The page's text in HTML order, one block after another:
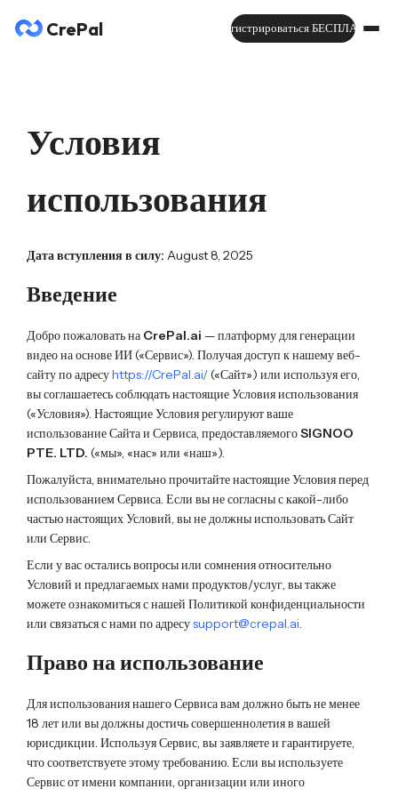
CrePal Зарегистрироваться БЕСПЛАТНО
Условия
использования
Дата вступления в силу: August 8, 2025
Введение
Добро пожаловать на CrePal.ai — платформу для генерации
видео на основе ИИ («Сервис»). Получая доступ к нашему веб-
сайту по адресуhttps://CrePal.ai/(«Сайт») или используя его,
вы соглашаетесь соблюдать настоящие Условия использования
(«Условия»). Настоящие Условия регулируют ваше
использование Сайта и Сервиса, предоставляемогоSIGNOO
PTE. LTD. («мы», «нас» или «наш»).
Пожалуйста, внимательно прочитайте настоящие Условия перед
использованием Сервиса. Если вы не согласны с какой-либо
частью настоящих Условий, вы не должны использовать Сайт
или Сервис.
Если у вас остались вопросы или сомнения относительно
Условий и предлагаемых нами продуктов/услуг, вы также
можете ознакомиться с нашей Политикой конфиденциальности
или связаться с нами по адресуsupport@crepal.ai.
Право на использование
Для использования нашего Сервиса вам должно быть не менее
18 лет или вы должны достичь совершеннолетия в вашей
юрисдикции. Используя Сервис, вы заявляете и гарантируете,
что соответствуете этому требованию. Если вы используете
Сервис от имени компании, организации или иного